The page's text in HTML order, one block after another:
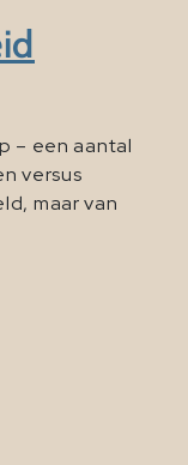
– een aantal
versus
maar van